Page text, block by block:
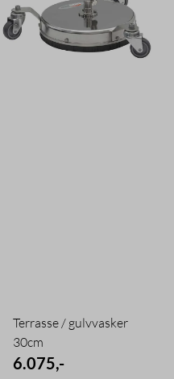
Terrasse / gulvvasker
30cm
6.075,-